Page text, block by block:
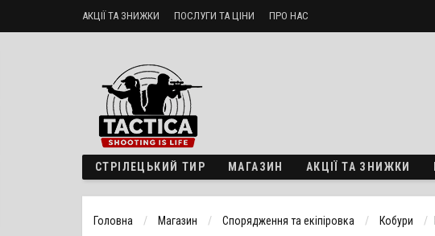
АКЦІЇ ТА ЗНИЖКИ ПОСЛУГИ ТА ЦІНИ ПРО НАС
СТРІЛЕЦЬКИЙ ТИР МАГАЗИН АКЦІЇ ТА ЗНИЖКИ
Головна Магазин Спорядження та екіпіровка Кобури